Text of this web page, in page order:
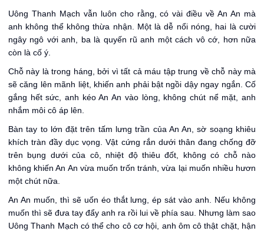
Uông Thanh Mạch vẫn luôn cho rằng, có vài điều về An An mà
anh không thể không thừa nhận. Một là dễ nổi nóng, hai là cười
ngây ngô với anh, ba là quyến rũ anh một cách vô cớ, hơn nữa
còn là cố ý.
Chỗ này là trong háng, bởi vì tất cả máu tập trung về chỗ này mà
sẽ căng lên mãnh liệt, khiến anh phải bật ngồi dậy ngay ngắn. Cố
gắng hết sức, anh kéo An An vào lòng, không chút nể mặt, anh
nhắm môi cô áp lên.
Bàn tay to lớn đặt trên tấm lưng trần của An An, sờ soạng khiêu
khích tràn đầy dục vọng. Vật cứng rắn dưới thân đang chống đỡ
trên bụng dưới của cô, nhiệt độ thiêu đốt, không có chỗ nào
không khiến An An vừa muốn trốn tránh, vừa lại muốn nhiều hươn
một chút nữa.
An An muốn, thì sẽ uốn éo thắt lưng, ép sát vào anh. Nếu không
muốn thì sẽ đưa tay đẩy anh ra rồi lui về phía sau. Nhưng làm sao
Uông Thanh Mạch có thể cho cô cơ hội, anh ôm cô thật chặt, hận